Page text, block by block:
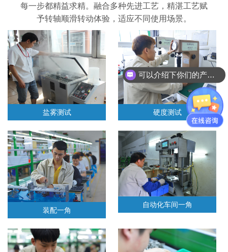
每一步都精益求精。融合多种先进工艺，精湛工艺赋
予转轴顺滑转动体验，适应不同使用场景。
盐雾测试 硬度测试
装配一角
自动化车间一角
可以介绍下你们的产品么？
产品图纸可以发吗？